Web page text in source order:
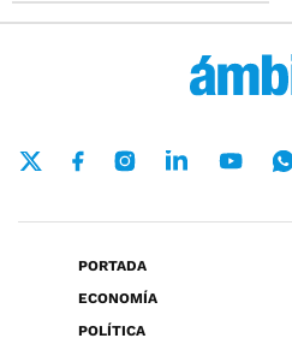
PORTADA
ECONOMÍA
POLÍTICA